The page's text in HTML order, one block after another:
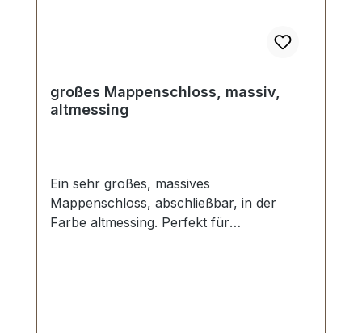
großes Mappenschloss, massiv,
altmessing
Ein sehr großes, massives
Mappenschloss, abschließbar, in der
Farbe altmessing. Perfekt für